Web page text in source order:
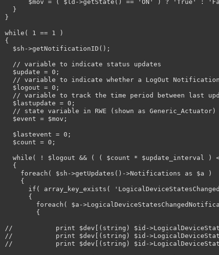
$mov = ( $ld->getState() == 'ON' ) ? 'True' :
  }
}
while( 1 == 1 )
{
  $sh->getNotificationID();
  // variable to indicate status updates
  $update = 0;
// variable to indicate whether a LogOut
  $logout = 0;
// variable to track the time period between last
  $lastupdate = 0;
  // state variable in RWE (shown as Generic_Actuator)
  $event = $mov;
  $lastevent = 0;
  $count = 0;
while( ! $logout && ( ( $count * $update_interval )
  {
    foreach( $sh->getUpdates()->Notifications as $a )
    {
if( array_key_exists(
      {
foreach( $a-
        {
//           print $dev[(string) $id-
//           print $dev[(string) $id-
//           print $dev[(string) $id-